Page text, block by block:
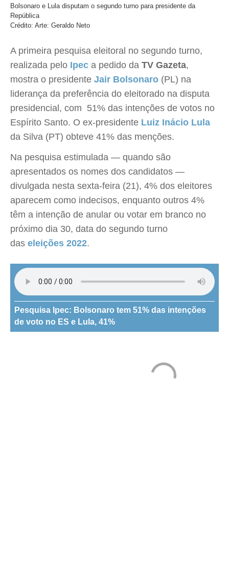
Bolsonaro e Lula disputam o segundo turno para presidente da
República
Crédito: Arte: Geraldo Neto
A primeira pesquisa eleitoral no segundo turno,
realizada pelo Ipec a pedido da TV Gazeta,
mostra o presidente Jair Bolsonaro (PL) na
liderança da preferência do eleitorado na disputa
presidencial, com 51% das intenções de votos no
Espírito Santo. O ex-presidente Luiz Inácio Lula
da Silva (PT) obteve 41% das menções.
Na pesquisa estimulada — quando são
apresentados os nomes dos candidatos —
divulgada nesta sexta-feira (21), 4% dos eleitores
aparecem como indecisos, enquanto outros 4%
têm a intenção de anular ou votar em branco no
próximo dia 30, data do segundo turno
das eleições 2022.
Pesquisa Ipec: Bolsonaro tem 51% das intenções
de voto no ES e Lula, 41%